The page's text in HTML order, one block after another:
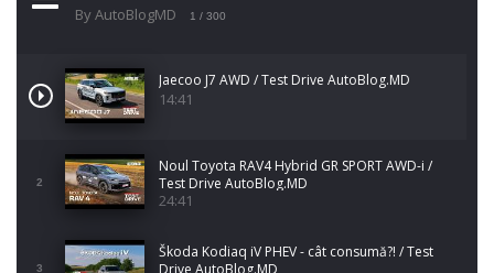
By AutoBlogMD 1 / 300
Jaecoo J7 AWD / Test Drive AutoBlog.MD
14:41
2
Noul Toyota RAV4 Hybrid GR SPORT AWD-i /
Test Drive AutoBlog.MD
24:41
3
Škoda Kodiaq iV PHEV - cât consumă?! / Test
Drive AutoBlog.MD